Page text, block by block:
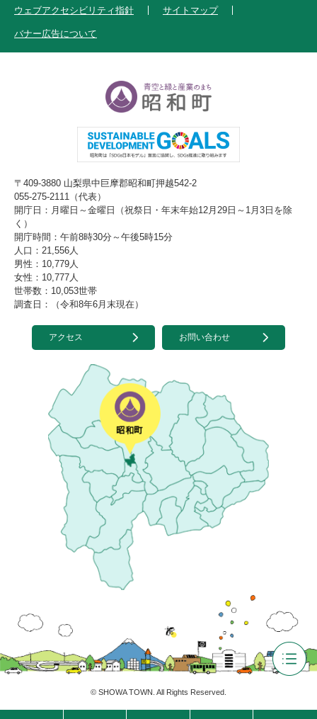
ウェブアクセシビリティ指針 サイトマップ
バナー広告について
〒409-3880 山梨県中巨摩郡昭和町押越542-2
055-275-2111（代表）
開庁日：月曜日～金曜日（祝祭日・年末年始12月29日～1月3日を除
く）
開庁時間：午前8時30分～午後5時15分
人口：21,556人
男性：10,779人
女性：10,777人
世帯数：10,053世帯
調査日：（令和8年6月末現在）
アクセス お問い合わせ
© SHOWA TOWN . All Rights Reserved.